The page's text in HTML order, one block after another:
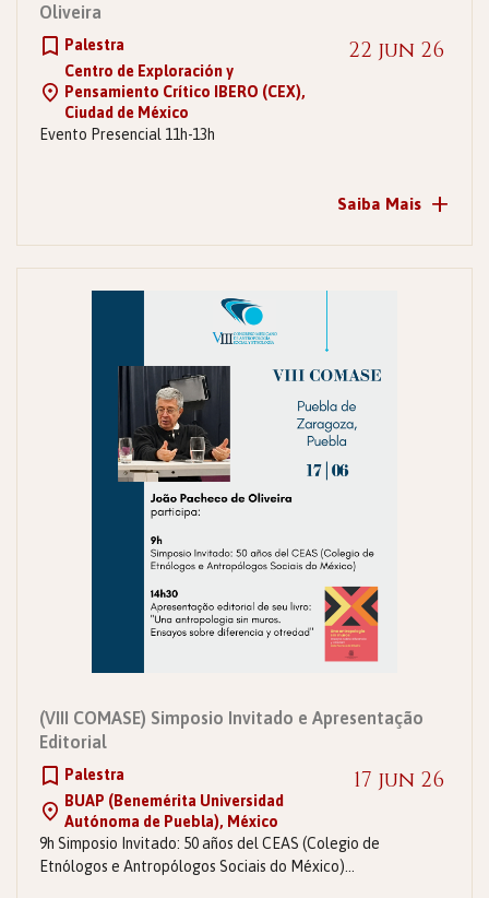
Oliveira
Palestra
Centro de Exploración y
Pensamiento Crítico IBERO (CEX),
Ciudad de México
22 jun 26
Evento Presencial 11h-13h
Saiba Mais +
(VIII COMASE) Simposio Invitado e Apresentação
Editorial
Palestra
BUAP (Benemérita Universidad
Autónoma de Puebla), México
17 jun 26
9h Simposio Invitado: 50 años del CEAS (Colegio de
Etnólogos e Antropólogos Sociais do México)…